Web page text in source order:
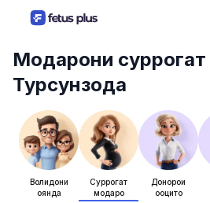
Модарони суррогат
Турсунзода
Волидони
оянда
Суррогат
модарҳо
Донорҳои
ооцитҳо